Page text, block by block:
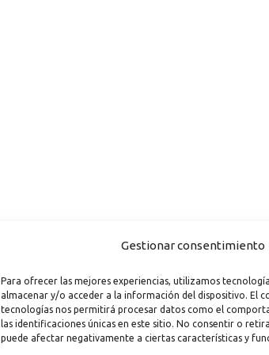
Gestionar consentimiento
Para ofrecer las mejores experiencias, utilizamos
almacenar y/o acceder a la información del dispositivo. El
tecnologías nos permitirá procesar datos como el
las identificaciones únicas en este sitio. No consentir o
puede afectar negativamente a ciertas características y